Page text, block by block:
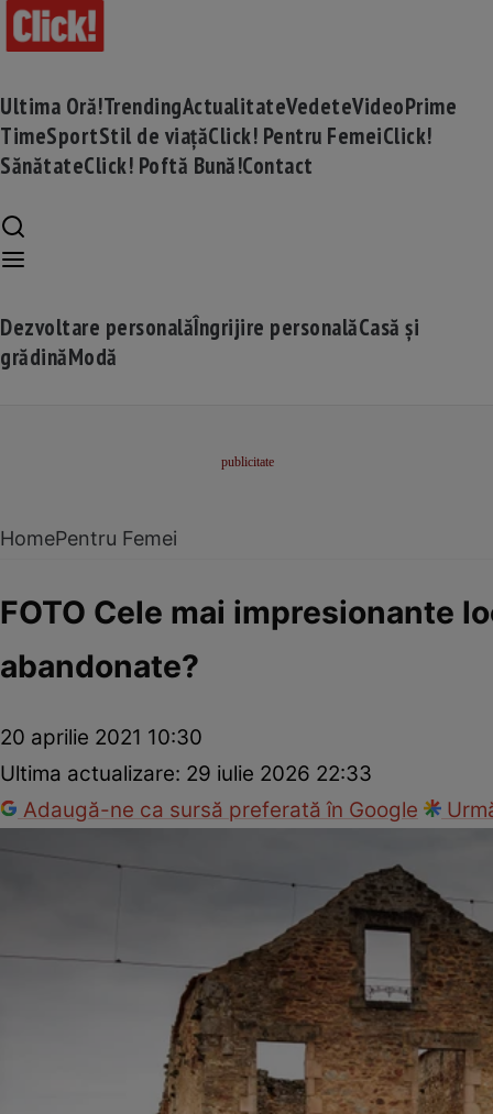
Ultima Oră!TrendingActualitateVedeteVideoPrime
TimeSportStil de viațăClick! Pentru FemeiClick!
SănătateClick! Poftă Bună!Contact
Dezvoltare personalăÎngrijire personalăCasă și
grădinăModă
HomePentru Femei
FOTO Cele mai impresionante
abandonate?
20 aprilie 2021 10:30
Ultima actualizare: 29 iulie 2026 22:33
Adaugă-ne ca sursă preferată în Google